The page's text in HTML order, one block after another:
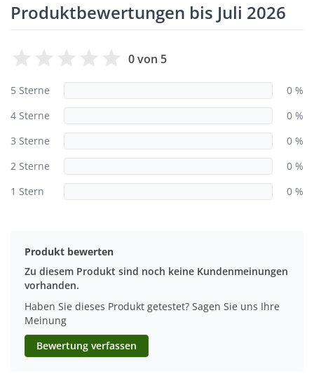
Produktbewertungen bis Juli 2026
0 von 5
5 Sterne
0 %
4 Sterne
0 %
3 Sterne
0 %
2 Sterne
0 %
1 Stern
0 %
Produkt bewerten
Zu diesem Produkt sind noch keine Kundenmeinungen
vorhanden.
Haben Sie dieses Produkt getestet? Sagen Sie uns Ihre
Meinung
Bewertung verfassen